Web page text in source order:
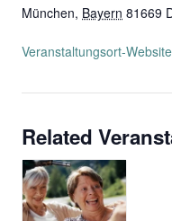
München, Bayern 81669
Veranstaltungsort-
Related